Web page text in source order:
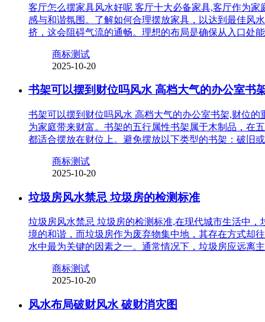
客厅怎么摆家具风水好呢 客厅十大必备家具,客厅作为
感与和谐氛围。了解如何合理摆放家具，以达到最佳风
挤，这会阻碍气流的通畅。理想的布局是确保从入口处
商标测试
2025-10-20
书架可以摆到财位吗风水 高档大气的办公室书
书架可以摆到财位吗风水 高档大气的办公室书架,财位
为家庭带来财富。书架的五行属性书架属于木制品，在
都适合摆放在财位上。避免摆放以下类型的书架：破旧
商标测试
2025-10-20
垃圾房风水禁忌 垃圾房的检测标准
垃圾房风水禁忌 垃圾房的检测标准,在现代城市生活中
境的和谐，而垃圾房作为废弃物集中地，其存在方式却
水中最为关键的因素之一。通常情况下，垃圾房应远离
商标测试
2025-10-20
风水布局破财风水 破财消灾图